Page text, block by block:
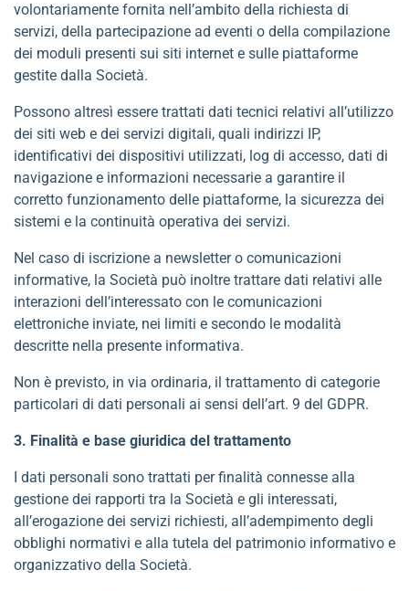
volontariamente fornita nell’ambito della richiesta di
servizi, della partecipazione ad eventi o della compilazione
dei moduli presenti sui siti internet e sulle piattaforme
gestite dalla Società.
Possono altresì essere trattati dati tecnici relativi all’utilizzo
dei siti web e dei servizi digitali, quali indirizzi IP,
identificativi dei dispositivi utilizzati, log di accesso, dati di
navigazione e informazioni necessarie a garantire il
corretto funzionamento delle piattaforme, la sicurezza dei
sistemi e la continuità operativa dei servizi.
Nel caso di iscrizione a newsletter o comunicazioni
informative, la Società può inoltre trattare dati relativi alle
interazioni dell’interessato con le comunicazioni
elettroniche inviate, nei limiti e secondo le modalità
descritte nella presente informativa.
Non è previsto, in via ordinaria, il trattamento di categorie
particolari di dati personali ai sensi dell’art. 9 del GDPR.
3. Finalità e base giuridica del trattamento
I dati personali sono trattati per finalità connesse alla
gestione dei rapporti tra la Società e gli interessati,
all’erogazione dei servizi richiesti, all’adempimento degli
obblighi normativi e alla tutela del patrimonio informativo e
organizzativo della Società.